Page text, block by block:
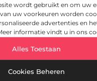
wordt gebruikt en om uw
uw voorkeuren worden
advertenties en
informatie vindt u in ons
Alles Toestaan
Cookies Beheren
door het
zich richt op het
van
(63